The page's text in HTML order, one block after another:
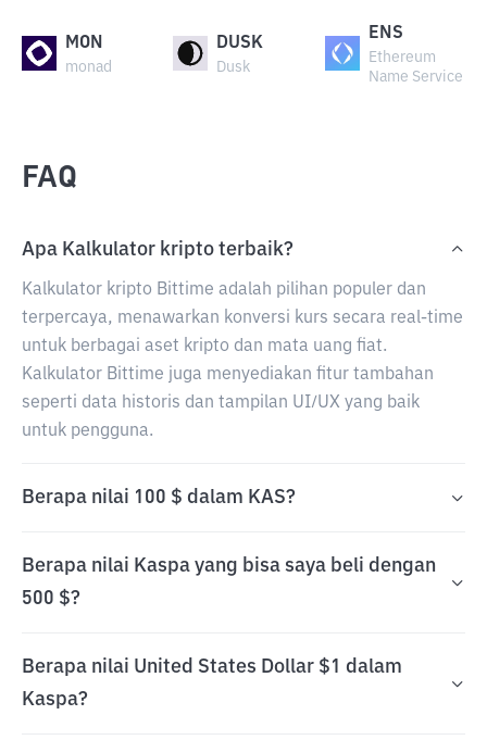
MON
monad
DUSK
Dusk
ENS
Ethereum
Name Service
FAQ
Apa Kalkulator kripto terbaik?
Kalkulator kripto Bittime adalah pilihan populer dan
terpercaya, menawarkan konversi kurs secara real-time
untuk berbagai aset kripto dan mata uang fiat.
Kalkulator Bittime juga menyediakan fitur tambahan
seperti data historis dan tampilan UI/UX yang baik
untuk pengguna.
Berapa nilai 100 $ dalam KAS?
Berapa nilai Kaspa yang bisa saya beli dengan
500 $?
Berapa nilai United States Dollar $1 dalam
Kaspa?